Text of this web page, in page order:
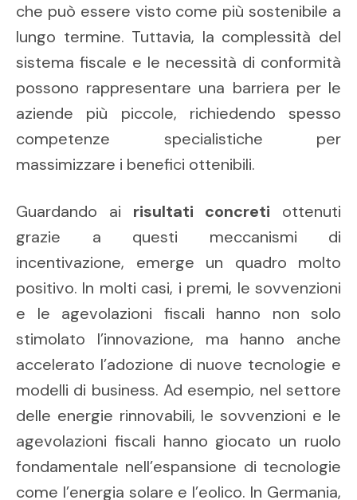
che può essere visto come più sostenibile a
lungo termine. Tuttavia, la complessità del
sistema fiscale e le necessità di conformità
possono rappresentare una barriera per le
aziende più piccole, richiedendo spesso
competenze specialistiche per
massimizzare i benefici ottenibili.
Guardando ai risultati concreti ottenuti
grazie a questi meccanismi di
incentivazione, emerge un quadro molto
positivo. In molti casi, i premi, le sovvenzioni
e le agevolazioni fiscali hanno non solo
stimolato l’innovazione, ma hanno anche
accelerato l’adozione di nuove tecnologie e
modelli di business. Ad esempio, nel settore
delle energie rinnovabili, le sovvenzioni e le
agevolazioni fiscali hanno giocato un ruolo
fondamentale nell’espansione di tecnologie
come l’energia solare e l’eolico. In Germania,